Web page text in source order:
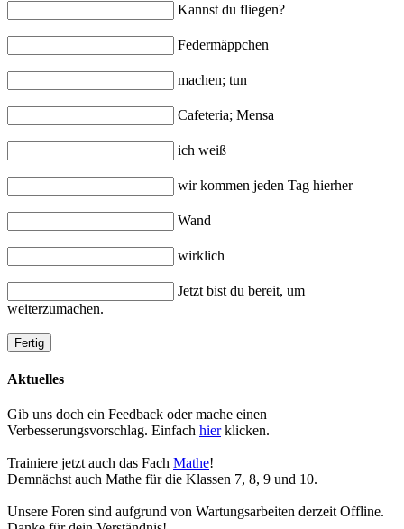
Kannst du fliegen?
Federmäppchen
machen; tun
Cafeteria; Mensa
ich weiß
wir kommen jeden Tag hierher
Wand
wirklich
Jetzt bist du bereit, um
weiterzumachen.
Aktuelles
Gib uns doch ein Feedback oder mache einen
Verbesserungsvorschlag. Einfach hierklicken.
Trainiere jetzt auch das Fach Mathe!
Demnächst auch Mathe für die Klassen 7, 8, 9 und 10.
Unsere Foren sind aufgrund von Wartungsarbeiten derzeit Offline.